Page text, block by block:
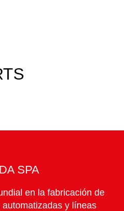
SPA
en la fabricación de
y líneas